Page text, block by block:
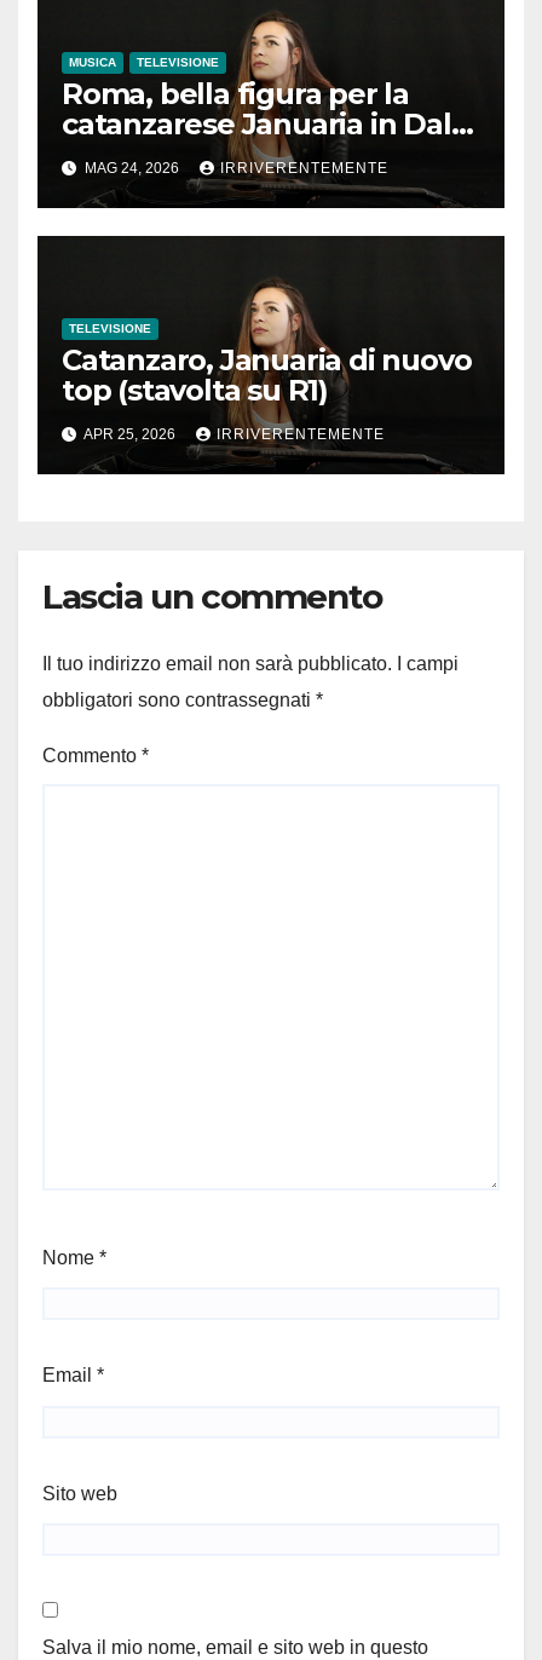
ristorante canadese di
quest’ultimo
MUSICA TELEVISIONE
Roma, bella figura per la
catanzarese Januaria in Dalla
Strada al Palco
MAG 24, 2026 IRRIVERENTEMENTE
TELEVISIONE
Catanzaro, Januaria di nuovo
top (stavolta su R1)
APR 25, 2026 IRRIVERENTEMENTE
Lascia un commento
Il tuo indirizzo email non sarà pubblicato.
I campi
obbligatori sono contrassegnati *
Commento *
Nome *
Email *
Sito web
Salva il mio nome, email e sito web in questo